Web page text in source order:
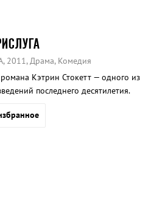
2011, Драма, Комедия
Кэтрин Стокетт — одного из
последнего десятилетия.